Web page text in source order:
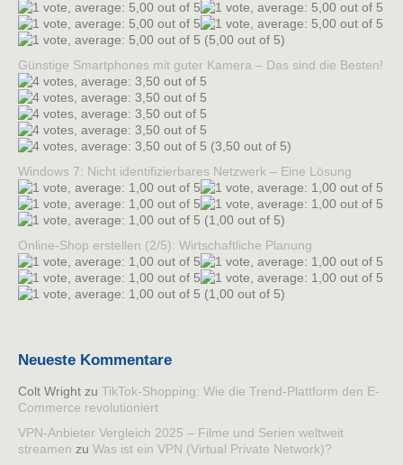
(5,00 out of 5)
Günstige Smartphones mit guter Kamera – Das sind die Besten!
(3,50 out of 5)
Windows 7: Nicht identifizierbares Netzwerk – Eine Lösung
(1,00 out of 5)
Online-Shop erstellen (2/5): Wirtschaftliche Planung
(1,00 out of 5)
Neueste Kommentare
Colt Wright zu TikTok-Shopping: Wie die Trend-Plattform den E-
Commerce revolutioniert
VPN-Anbieter Vergleich 2025 – Filme und Serien weltweit
streamen zu Was ist ein VPN (Virtual Private Network)?